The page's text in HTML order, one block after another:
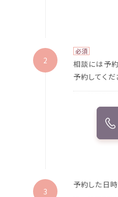
2
必須
相談 には予約
予約してくだ
3
予約した 日時